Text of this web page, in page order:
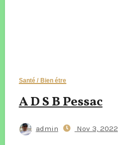
Santé / Bien étre
A D S B Pessac
admin Nov 3, 2022